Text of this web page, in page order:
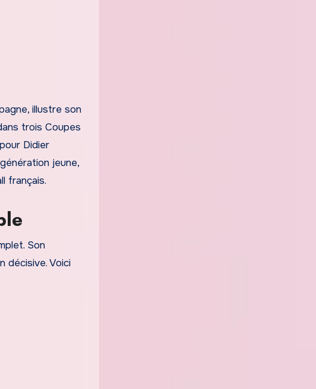
illustre son
trois Coupes
Didier
jeune,
français.
Son
décisive. Voici